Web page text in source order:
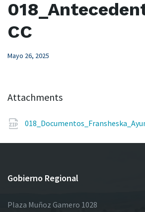
CC
Mayo 26, 2025
Attachments
Gobierno Regional
Plaza Muñoz Gamero 1028